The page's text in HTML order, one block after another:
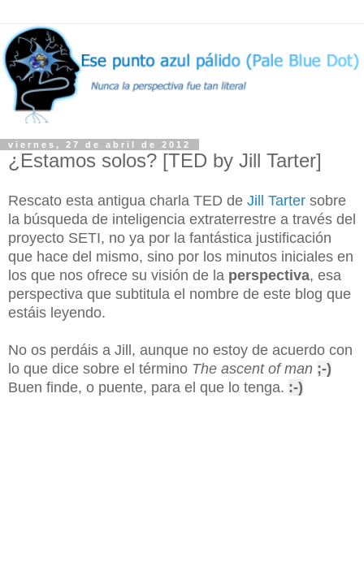
viernes, 27 de abril de 2012
¿Estamos solos? [TED by Jill Tarter]
Rescato esta antigua charla TED de Jill Tarter sobre
la búsqueda de inteligencia extraterrestre a través del
proyecto SETI, no ya por la fantástica justificación
que hace del mismo, sino por los minutos iniciales en
los que nos ofrece su visión de la perspectiva, esa
perspectiva que subtitula el nombre de este blog que
estáis leyendo.
No os perdáis a Jill, aunque no estoy de acuerdo con
lo que dice sobre el término The ascent of man ;-)
Buen finde, o puente, para el que lo tenga. :-)